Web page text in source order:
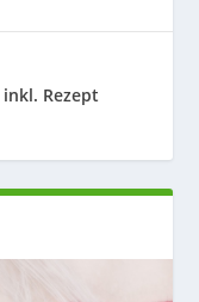
inkl. Rezept